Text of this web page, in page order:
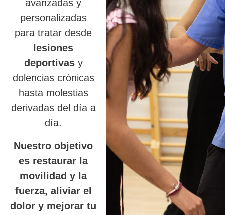
avanzadas y
personalizadas
para tratar desde
lesiones
deportivasy
dolencias crónicas
hasta molestias
derivadas del día a
día.
Nuestro objetivo
es restaurar la
movilidad y la
fuerza, aliviar el
dolor y mejorar tu